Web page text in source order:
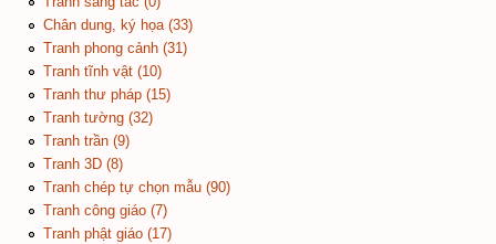
Chân dung, ký họa (33)
Tranh phong cảnh (31)
Tranh tĩnh vật (10)
Tranh thư pháp (15)
Tranh tường (32)
Tranh trần (9)
Tranh 3D (8)
Tranh chép tự chọn mẫu (90)
Tranh công giáo (7)
Tranh phật giáo (17)